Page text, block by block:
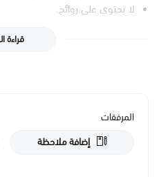
لا يحتوي على روائح.
يرطب البشرة بفضل احتوائه على
يحتوي على زيت إيلليب الذي يغذي
يوفر للبشرة راحة طويلة الأمد.
قراءة
المرفقات
إضافة ملاحظة